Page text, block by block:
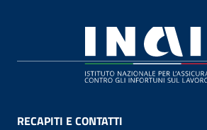
RECAPITI E CONTATTI